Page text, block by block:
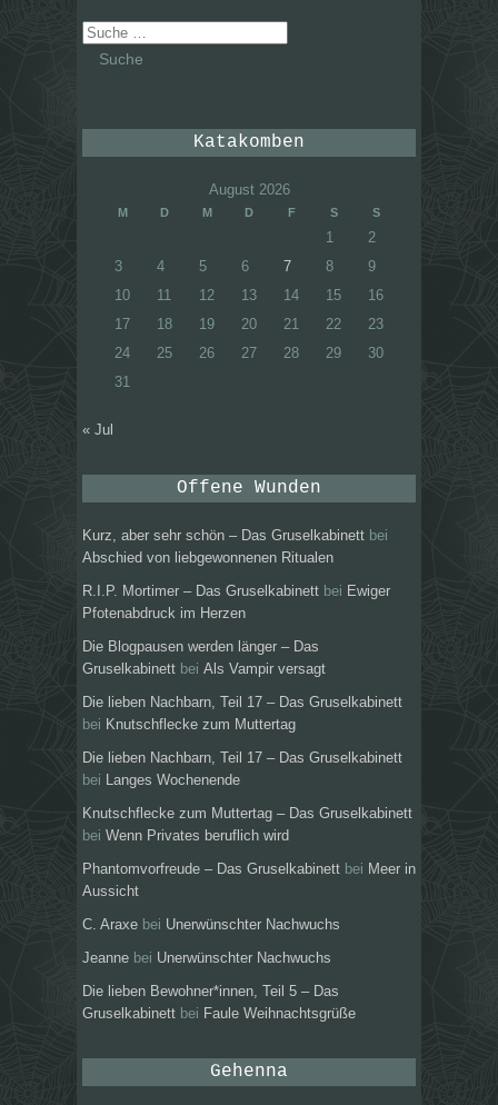
Suche
nach:
Katakomben
August 2026
M D M D F S S
1
2
3
4 5 6 7 8
9
10
11 12 13 14 15
16
17
18 19 20 21 22
23
24
25 26 27 28 29
30
31
« Jul
Offene Wunden
Kurz, aber sehr schön – Das Gruselkabinett bei
Abschied von liebgewonnenen Ritualen
R.I.P. Mortimer – Das Gruselkabinett bei Ewiger
Pfotenabdruck im Herzen
Die Blogpausen werden länger – Das
Gruselkabinett bei Als Vampir versagt
Die lieben Nachbarn, Teil 17 – Das Gruselkabinett
bei Knutschflecke zum Muttertag
Die lieben Nachbarn, Teil 17 – Das Gruselkabinett
bei Langes Wochenende
Knutschflecke zum Muttertag – Das Gruselkabinett
bei Wenn Privates beruflich wird
Phantomvorfreude – Das Gruselkabinett bei Meer in
Aussicht
C. Araxe bei Unerwünschter Nachwuchs
Jeanne bei Unerwünschter Nachwuchs
Die lieben Bewohner*innen, Teil 5 – Das
Gruselkabinett bei Faule Weihnachtsgrüße
Gehenna